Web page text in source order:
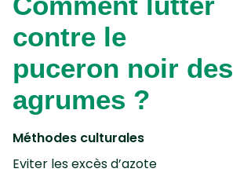
contre le
puceron noir des
agrumes ?
Méthodes culturales
Eviter les excès d’azote